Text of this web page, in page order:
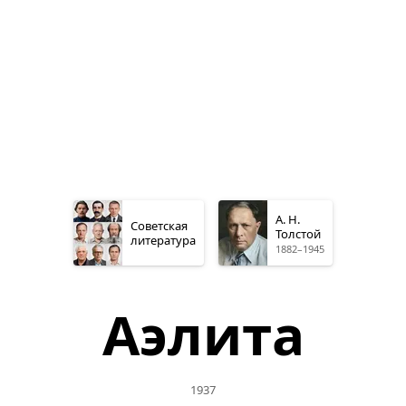
Советская
литература
А. Н.
Толстой
1882–1945
Аэлита
1937